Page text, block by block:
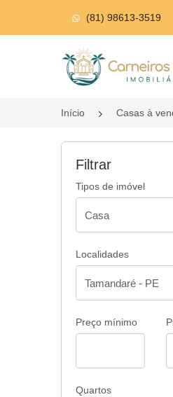
(81) 98613-3519
Página inicial
Início Casas à
Filtrar
Tipos de imóvel
Localidades
Preço mínimo
Quartos